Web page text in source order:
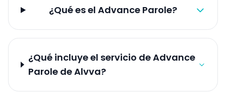
¿Qué es el Advance Parole?
¿Qué incluye el servicio de Advance
Parole de Alvva?